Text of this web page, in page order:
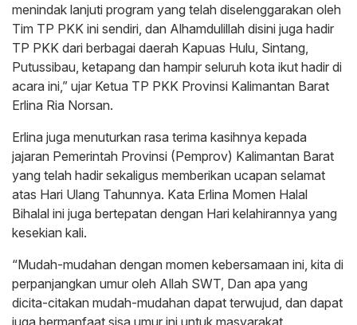
menindak lanjuti program yang telah diselenggarakan oleh
Tim TP PKK ini sendiri, dan Alhamdulillah disini juga hadir
TP PKK dari berbagai daerah Kapuas Hulu, Sintang,
Putussibau, ketapang dan hampir seluruh kota ikut hadir di
acara ini,” ujar Ketua TP PKK Provinsi Kalimantan Barat
Erlina Ria Norsan.
Erlina juga menuturkan rasa terima kasihnya kepada
jajaran Pemerintah Provinsi (Pemprov) Kalimantan Barat
yang telah hadir sekaligus memberikan ucapan selamat
atas Hari Ulang Tahunnya. Kata Erlina Momen Halal
Bihalal ini juga bertepatan dengan Hari kelahirannya yang
kesekian kali.
“Mudah-mudahan dengan momen kebersamaan ini, kita di
perpanjangkan umur oleh Allah SWT, Dan apa yang
dicita-citakan mudah-mudahan dapat terwujud, dan dapat